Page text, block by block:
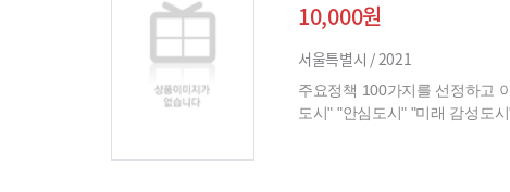
10,000원
서울특별시 /2021
주요정책 100가지를 선정하고
도시" "안심도시" "미래 감성도